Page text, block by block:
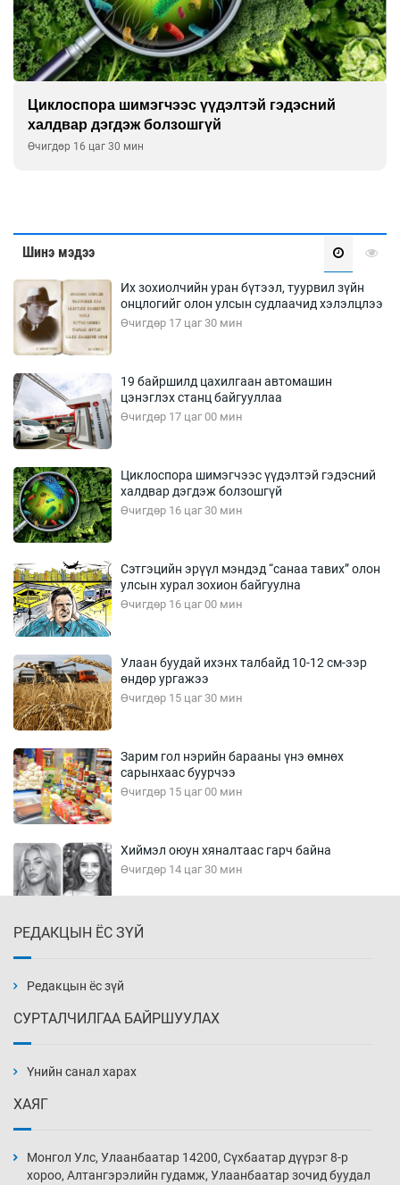
Сэтгэцийн эрүүл мэндэд “санаа тавих” олон
улсын хурал зохион байгуулна
Өчигдөр 16 цаг 00 мин
Шинэ мэдээ
Их зохиолчийн уран бүтээл, туурвил зүйн
онцлогийг олон улсын судлаачид хэлэлцлээ
Өчигдөр 17 цаг 30 мин
19 байршилд цахилгаан автомашин
цэнэглэх станц байгууллаа
Өчигдөр 17 цаг 00 мин
Циклоспора шимэгчээс үүдэлтэй гэдэсний
халдвар дэгдэж болзошгүй
Өчигдөр 16 цаг 30 мин
Сэтгэцийн эрүүл мэндэд “санаа тавих” олон
улсын хурал зохион байгуулна
Өчигдөр 16 цаг 00 мин
Улаан буудай ихэнх талбайд 10-12 см-ээр
өндөр ургажээ
Өчигдөр 15 цаг 30 мин
Зарим гол нэрийн барааны үнэ өмнөх
сарынхаас буурчээ
Өчигдөр 15 цаг 00 мин
Хиймэл оюун хяналтаас гарч байна
Өчигдөр 14 цаг 30 мин
Өчигдөр 14 цаг 00 мин
нэмэгджээ
Өчигдөр 13 цаг 30 мин
РЕДАКЦЫН ЁС ЗҮЙ
Редакцын ёс зүй
СУРТАЛЧИЛГАА БАЙРШУУЛАХ
Үнийн санал харах
ХАЯГ
Монгол Улс, Улаанбаатар 14200, Сүхбаатар дүүрэг 8-р
хороо, Алтангэрэлийн гудамж, Улаанбаатар зочид буудал